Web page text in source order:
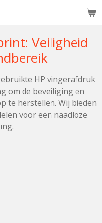
Veiligheid
HP vingerafdruk
om de beveiliging en
te herstellen. Wij bieden
voor een naadloze